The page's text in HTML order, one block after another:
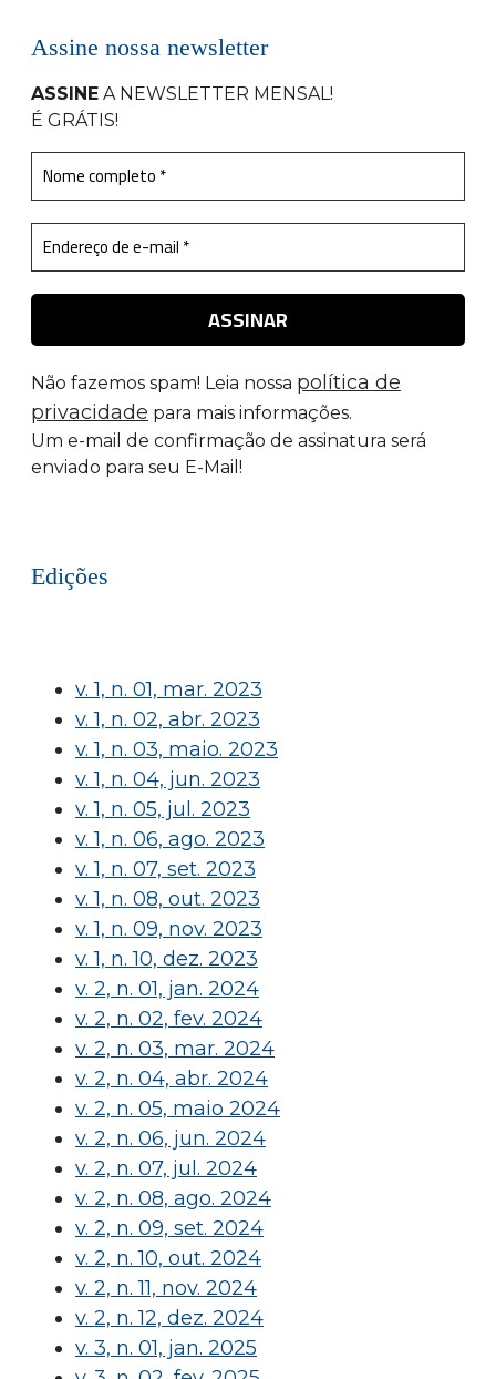
Assine nossa newsletter
ASSINE A NEWSLETTER MENSAL!
É GRÁTIS!
Não fazemos spam! Leia nossa política de
privacidade para mais informações.
Um e-mail de confirmação de assinatura será
enviado para seu E-Mail!
Edições
v. 1, n. 01, mar. 2023
v. 1, n. 02, abr. 2023
v. 1, n. 03, maio. 2023
v. 1, n. 04, jun. 2023
v. 1, n. 05, jul. 2023
v. 1, n. 06, ago. 2023
v. 1, n. 07, set. 2023
v. 1, n. 08, out. 2023
v. 1, n. 09, nov. 2023
v. 1, n. 10, dez. 2023
v. 2, n. 01, jan. 2024
v. 2, n. 02, fev. 2024
v. 2, n. 03, mar. 2024
v. 2, n. 04, abr. 2024
v. 2, n. 05, maio 2024
v. 2, n. 06, jun. 2024
v. 2, n. 07, jul. 2024
v. 2, n. 08, ago. 2024
v. 2, n. 09, set. 2024
v. 2, n. 10, out. 2024
v. 2, n. 11, nov. 2024
v. 2, n. 12, dez. 2024
v. 3, n. 01, jan. 2025